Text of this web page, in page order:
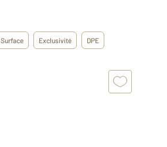
Surface Exclusivité DPE